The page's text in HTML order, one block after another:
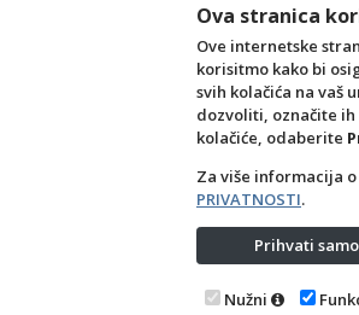
Šifra:
+10
Ova stranica
Ove internetske
korisitmo kako bi
svih kolačića na vaš
dozvoliti, označite
kolačiće, odaberite
Za više informacija
PRIVATNOSTI.
Prihvati
Nužni